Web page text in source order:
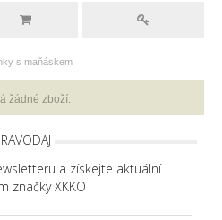
s maňáskem
žádné zboží.
a získejte aktuální
značky XKKO